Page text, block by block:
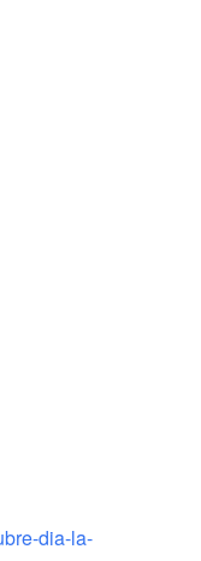
dia-la-